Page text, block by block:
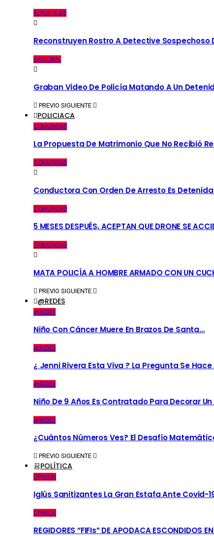
REPORTAJES
Reconstruyen Rostro A Detective Sospechoso
NACIONAL
Graban Video De Policía Matando A Un
PREVIO SIGUIENTE
POLICIACA
COMUNIDAD
La Propuesta De Matrimonio Que No Recibió
COMUNIDAD
Conductora Con Orden De Arresto Es Detenida
COMUNIDAD
5 MESES DESPUÉS, ACEPTAN QUE DRONE SE
COMUNIDAD
MATA POLICÍA A HOMBRE ARMADO CON UN
PREVIO SIGUIENTE
@REDES
@REDES
Niño Con Cáncer Muere En Brazos De Santa…
@REDES
¿ Jenni Rivera Esta Viva ? La Pregunta Se
@REDES
Niño De 9 Años Es Contratado Para Decorar
@REDES
¿Cuántos Números Ves? El Desafío
PREVIO SIGUIENTE
POLÍTICA
OPINION
Iglús Sanitizantes La Gran Estafa Ante Covid-
OPINION
REGIDORES “FIFIs” DE APODACA ESCONDIDOS